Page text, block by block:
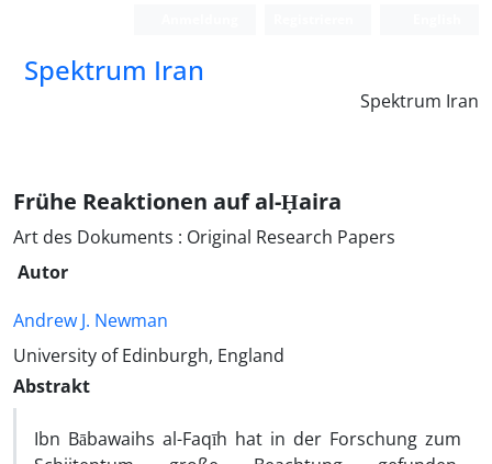
Spektrum Iran
Spektrum Iran
Frühe Reaktionen auf al-Ḥaira
Art des Dokuments : Original Research Papers
Autor
Andrew J. Newman
University of Edinburgh, England
Abstrakt
Ibn Bābawaihs al-Faqīh hat in der Forschung zum